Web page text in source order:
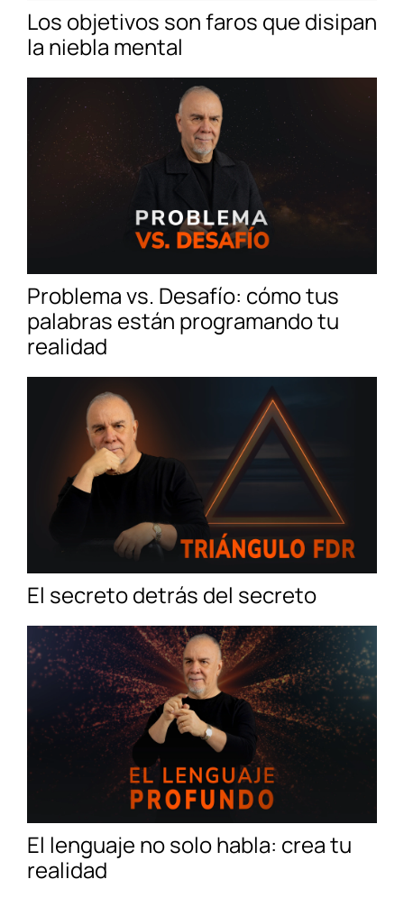
Los objetivos son faros que disipan
la niebla mental
Problema vs. Desafío: cómo tus
palabras están programando tu
realidad
El secreto detrás del secreto
El lenguaje no solo habla: crea tu
realidad